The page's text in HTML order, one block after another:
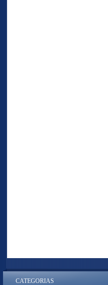
CATEGORIAS